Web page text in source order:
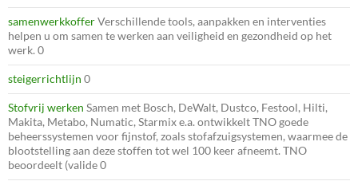
samenwerkkofferVerschillende tools, aanpakken en interventies
helpen u om samen te werken aan veiligheid en gezondheid op het
werk. 0
steigerrichtlijn 0
Stofvrij werken Samen met Bosch, DeWalt, Dustco, Festool, Hilti,
Makita, Metabo, Numatic, Starmix e.a. ontwikkelt TNO goede
beheerssystemen voor fijnstof, zoals stofafzuigsystemen, waarmee de
blootstelling aan deze stoffen tot wel 100 keer afneemt. TNO
beoordeelt (valide 0